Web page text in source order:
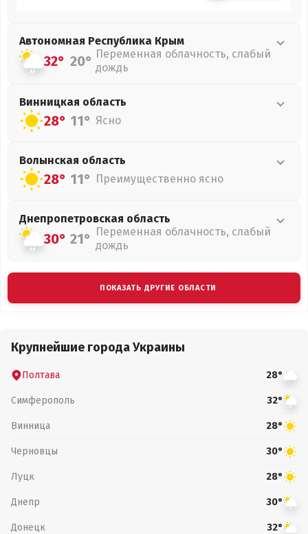
Автономная Республика Крым
32° 20° Переменная облачность, слабый
дождь
Винницкая область
28° 11° Ясно
Волынская область
28° 11° Преимущественно ясно
Днепропетровская область
30° 21° Переменная облачность, слабый
дождь
ПОКАЗАТЬ ДРУГИЕ ОБЛАСТИ
Крупнейшие города Украины
Полтава 28°
Симферополь 32°
Винница 28°
Черновцы 30°
Луцк 28°
Днепр 30°
Донецк 32°